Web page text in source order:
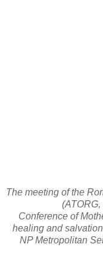
The meeting of the
(ATORG,
Conference of
healing and
NP Metropolitan